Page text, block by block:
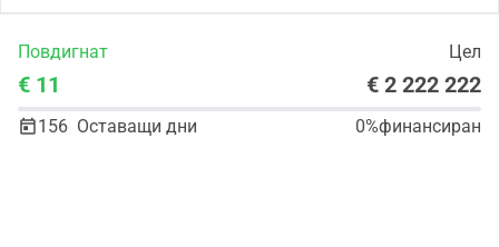
Повдигнат Цел
€ 11 € 2 222 222
156 Оставащи дни 0%финансиран